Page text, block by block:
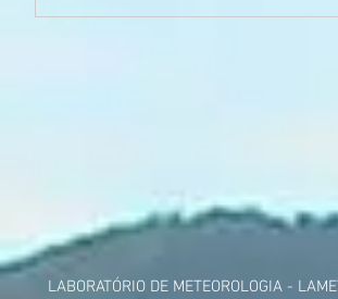
LABORATÓRIO DE METEOROLOGIA -